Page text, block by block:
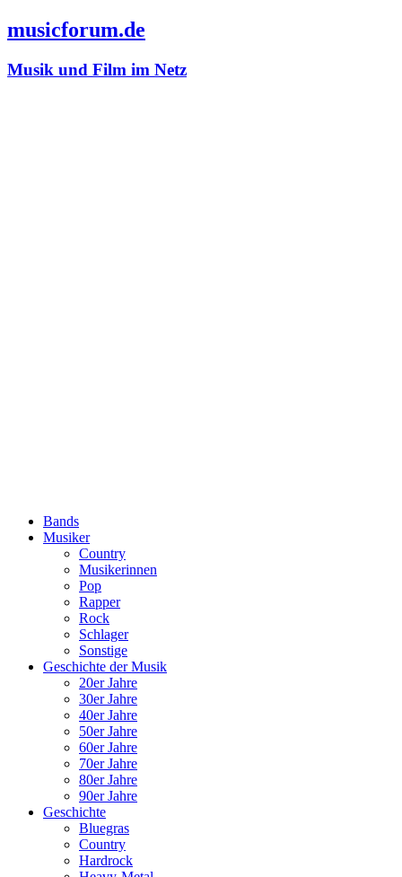
musicforum.de
Musik und Film im Netz
Bands
Musiker
Country
Musikerinnen
Pop
Rapper
Rock
Schlager
Sonstige
Geschichte der Musik
20er Jahre
30er Jahre
40er Jahre
50er Jahre
60er Jahre
70er Jahre
80er Jahre
90er Jahre
Geschichte
Bluegras
Country
Hardrock